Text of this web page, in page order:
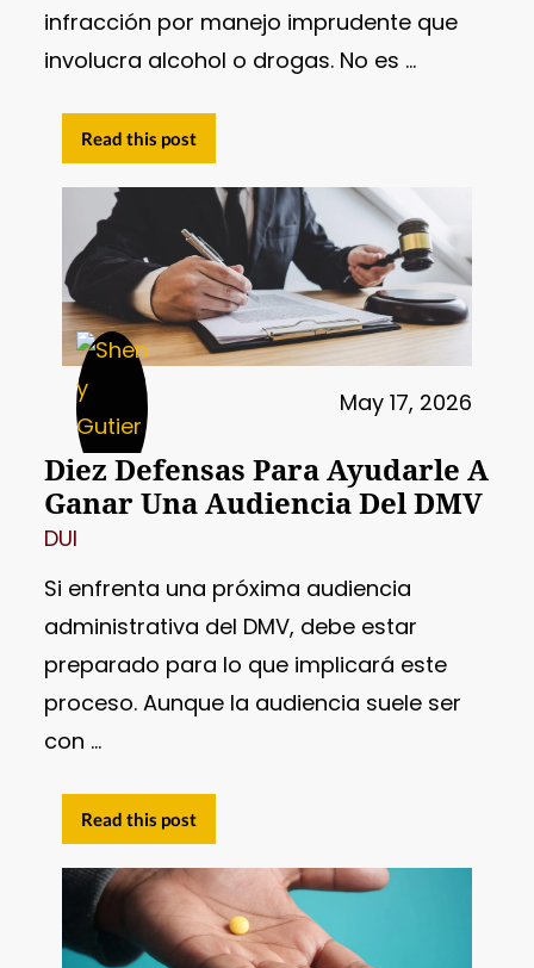
infracción por manejo imprudente que
involucra alcohol o drogas. No es ...
Read this post
May 17, 2026
Diez Defensas Para Ayudarle A
Ganar Una Audiencia Del DMV
DUI
Si enfrenta una próxima audiencia
administrativa del DMV, debe estar
preparado para lo que implicará este
proceso. Aunque la audiencia suele ser
con ...
Read this post